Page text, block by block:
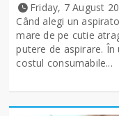
Friday, 7 August
Când alegi un
mare de pe cutie
putere de aspirare.
costul consumabile...